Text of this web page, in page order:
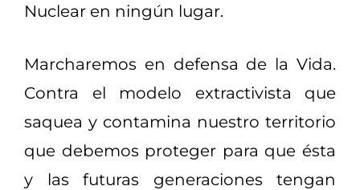
Nuclear en ningún lugar.
Marcharemos en defensa de la Vida.
Contra el modelo extractivista que
saquea y contamina nuestro territorio
que debemos proteger para que ésta
y las futuras generaciones tengan